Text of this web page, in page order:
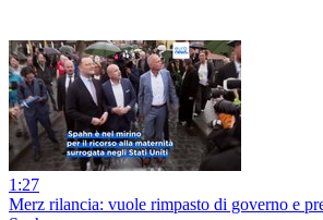
1:27
Merz rilancia: vuole rimpasto di governo e